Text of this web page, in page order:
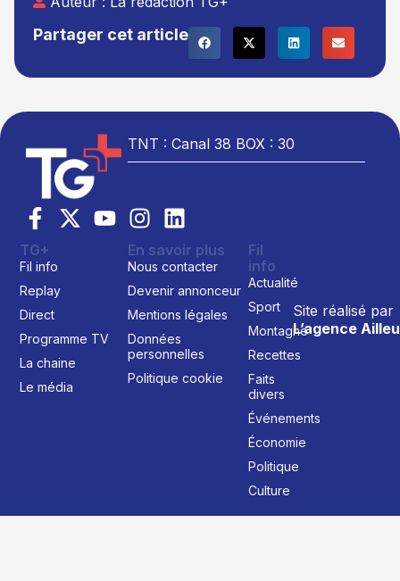
Partager cet article
TNT : Canal 38 BOX : 30
Site réalisé par
L’agence
TG+
Fil info
Replay
Direct
Programme TV
La chaine
Le média
En savoir plus
Nous contacter
Devenir annonceur
Mentions légales
Données
personnelles
Politique cookie
Fil
info
Actualité
Sport
Montagne
Recettes
Faits
divers
Événements
Économie
Politique
Culture